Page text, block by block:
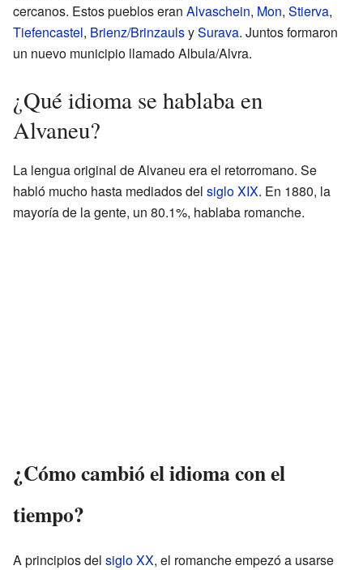
cercanos. Estos pueblos eran Alvaschein, Mon, Stierva,
Tiefencastel, Brienz/BrinzaulsySurava. Juntos formaron
un nuevo municipio llamado Albula/Alvra.
¿Qué idioma se hablaba en
Alvaneu?
La lengua original de Alvaneu era el retorromano. Se
habló mucho hasta mediados del siglo XIX. En 1880, la
mayoría de la gente, un 80.1%, hablaba romanche.
¿Cómo cambió el idioma con el
tiempo?
A principios del siglo XX, el romanche empezó a usarse